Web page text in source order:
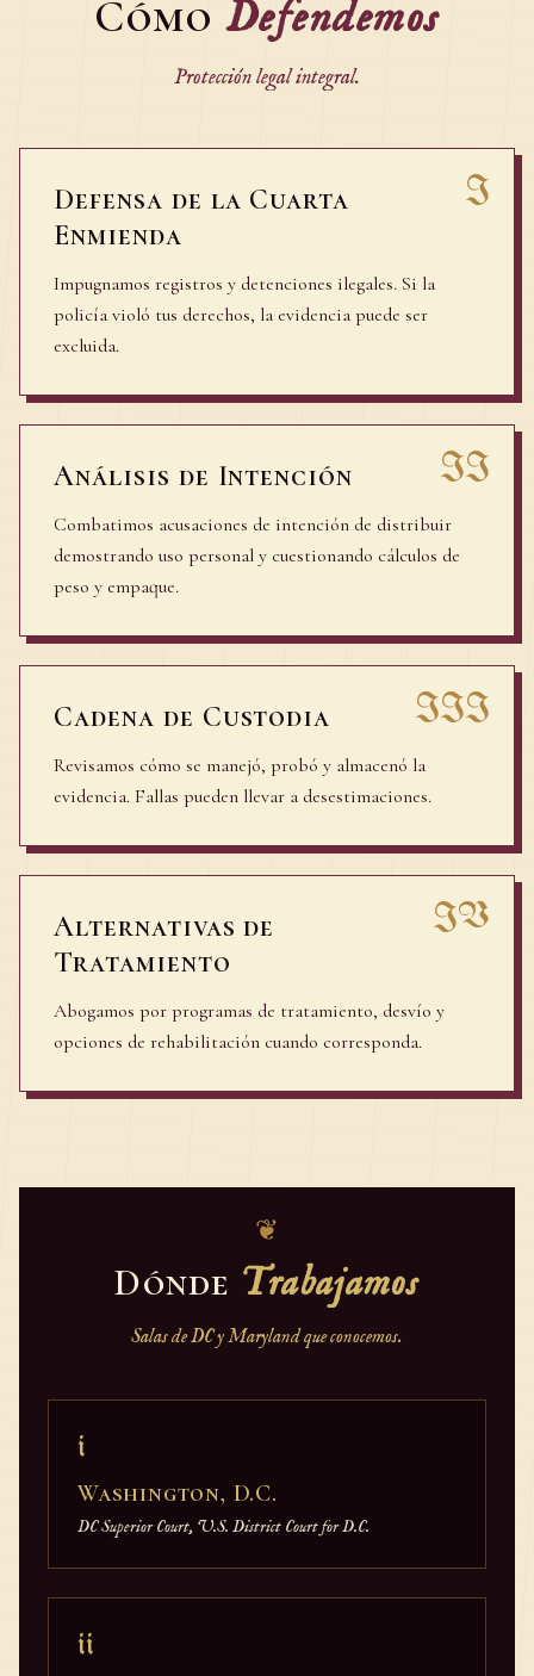
Cómo Defendemos
Protección legal integral.
I
Defensa de la Cuarta
Enmienda
Impugnamos registros y detenciones ilegales. Si la
policía violó tus derechos, la evidencia puede ser
excluida.
II
Análisis de Intención
Combatimos acusaciones de intención de distribuir
demostrando uso personal y cuestionando cálculos de
peso y empaque.
III
Cadena de Custodia
Revisamos cómo se manejó, probó y almacenó la
evidencia. Fallas pueden llevar a desestimaciones.
IV
Alternativas de
Tratamiento
Abogamos por programas de tratamiento, desvío y
opciones de rehabilitación cuando corresponda.
❦
Dónde Trabajamos
Salas de DC y Maryland que conocemos.
i
Washington, D.C.
DC Superior Court, U.S. District Court for D.C.
ii